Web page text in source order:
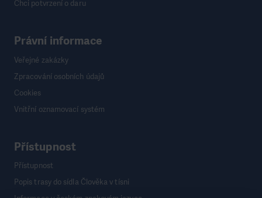
Chci potvrzení o daru
Právní informace
Veřejné zakázky
Zpracování osobních údajů
Cookies
Vnitřní oznamovací systém
Přístupnost
Přístupnost
Popis trasy do sídla Člověka v tísni